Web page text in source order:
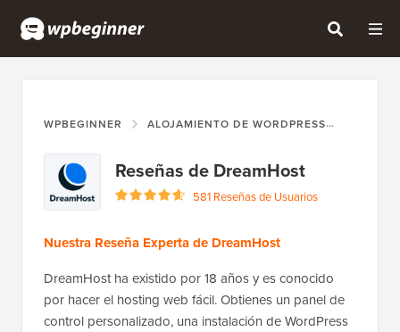
WPBEGINNER ALOJAMIENTO DE WORDPRESS
Reseñas de DreamHost
581 Reseñas de Usuarios
Nuestra Reseña Experta de DreamHost
DreamHost ha existido por 18 años y es conocido
por hacer el hosting web fácil. Obtienes un panel de
control personalizado, una instalación de WordPress